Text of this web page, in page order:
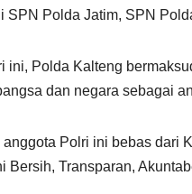
SPN Polda Jatim, SPN
ini, Polda Kalteng
dan negara sebagai
Polri ini bebas dari
Bersih, Transparan,